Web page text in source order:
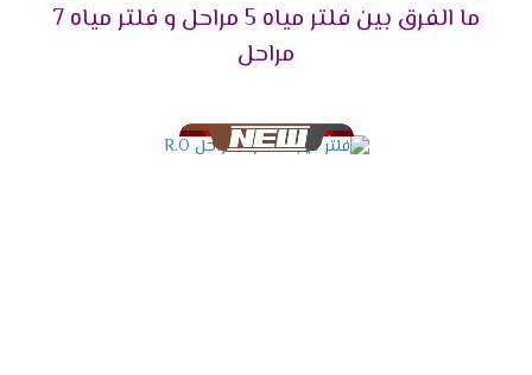
ما الفرق بين فلتر مياه 5 مراحل و فلتر مياه 7
مراحل